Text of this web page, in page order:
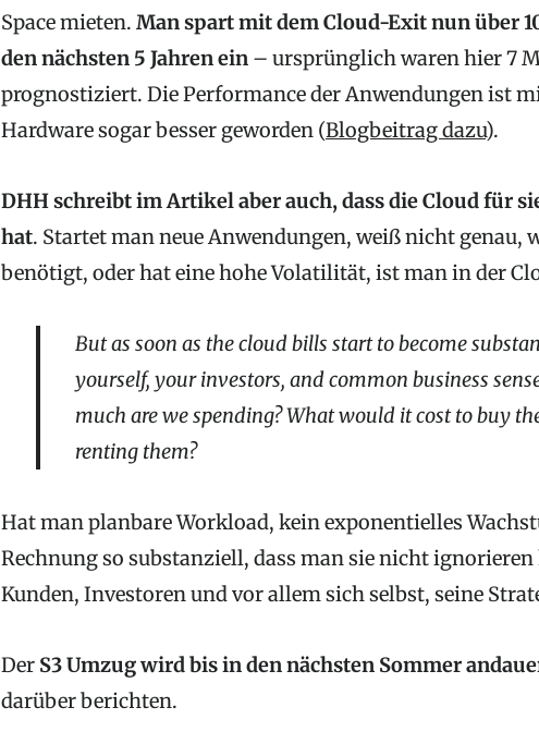
Space mieten. Man spart mit dem Cloud-Exit nun über
den nächsten 5 Jahren ein – ursprünglich waren hier 7
prognostiziert. Die Performance der Anwendungen ist
Hardware sogar besser geworden (Blogbeitrag dazu).
DHH schreibt im Artikel aber auch, dass die Cloud für
hat. Startet man neue Anwendungen, weiß nicht genau,
benötigt, oder hat eine hohe Volatilität, ist man in der
But as soon as the cloud bills start to become
yourself, your investors, and common business
much are we spending? What would it cost to buy
renting them?
Hat man planbare Workload, kein exponentielles
Rechnung so substanziell, dass man sie nicht ignorieren
Kunden, Investoren und vor allem sich selbst, seine
Der S3 Umzug wird bis in den nächsten Sommer
darüber berichten.